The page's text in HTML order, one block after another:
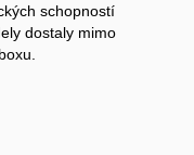
schopností
dostaly mimo